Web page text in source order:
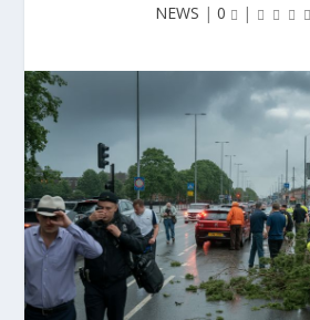
NEWS | 0 |